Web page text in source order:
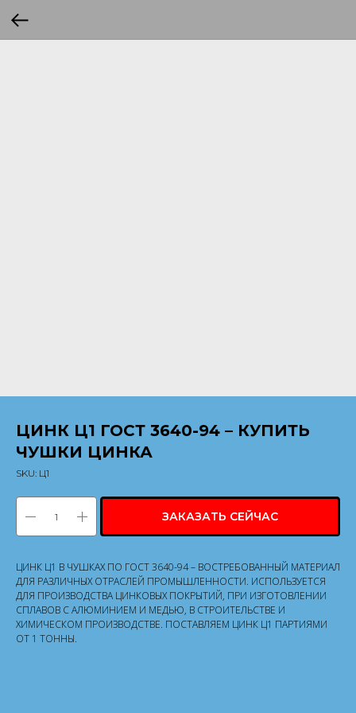
ЦИНК Ц1 ГОСТ 3640-94 – КУПИТЬ
ЧУШКИ ЦИНКА
SKU: Ц1
ЗАКАЗАТЬ СЕЙЧАС
ЦИНК Ц1 В ЧУШКАХ ПО ГОСТ 3640-94 – ВОСТРЕБОВАННЫЙ МАТЕРИАЛ
ДЛЯ РАЗЛИЧНЫХ ОТРАСЛЕЙ ПРОМЫШЛЕННОСТИ. ИСПОЛЬЗУЕТСЯ
ДЛЯ ПРОИЗВОДСТВА ЦИНКОВЫХ ПОКРЫТИЙ, ПРИ ИЗГОТОВЛЕНИИ
СПЛАВОВ С АЛЮМИНИЕМ И МЕДЬЮ, В СТРОИТЕЛЬСТВЕ И
ХИМИЧЕСКОМ ПРОИЗВОДСТВЕ. ПОСТАВЛЯЕМ ЦИНК Ц1 ПАРТИЯМИ
ОТ 1 ТОННЫ.